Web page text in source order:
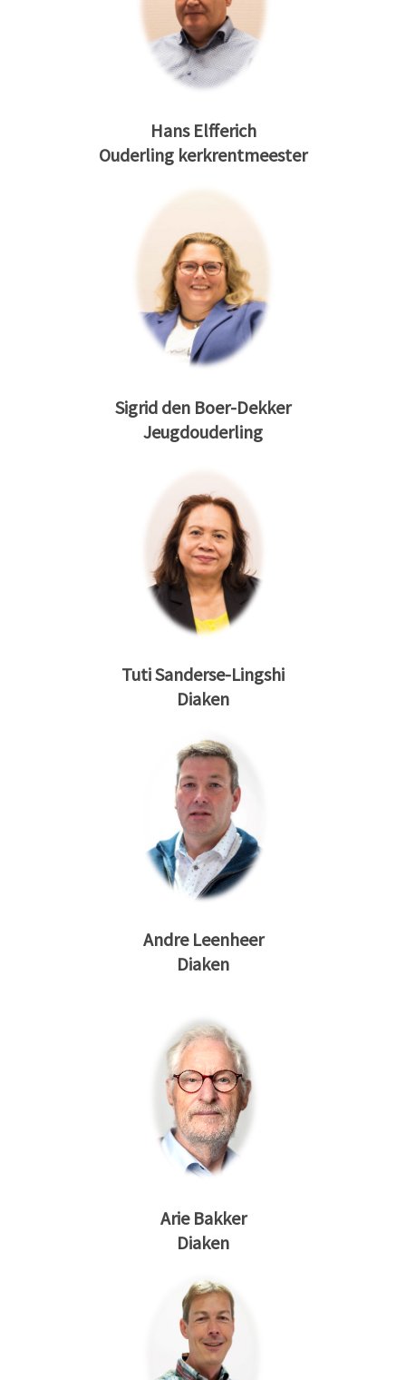
Hans Elfferich
Ouderling kerkrentmeester
Sigrid den Boer-Dekker
Jeugdouderling
Tuti Sanderse-Lingshi
Diaken
Andre Leenheer
Diaken
Arie Bakker
Diaken